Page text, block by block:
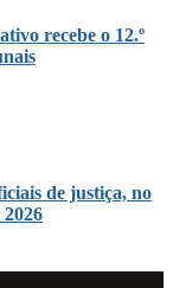
recebe o 12.º
de justiça, no